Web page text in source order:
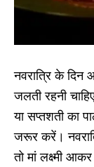
नवरात्रि के
जलती रहनी
या सप्तशती का
जरूर करें।
तो मां लक्ष्मी